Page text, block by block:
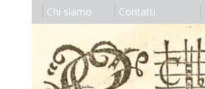
Chi siamo Contatti